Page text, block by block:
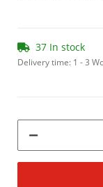
37 In stock
Delivery time: 1 - 3